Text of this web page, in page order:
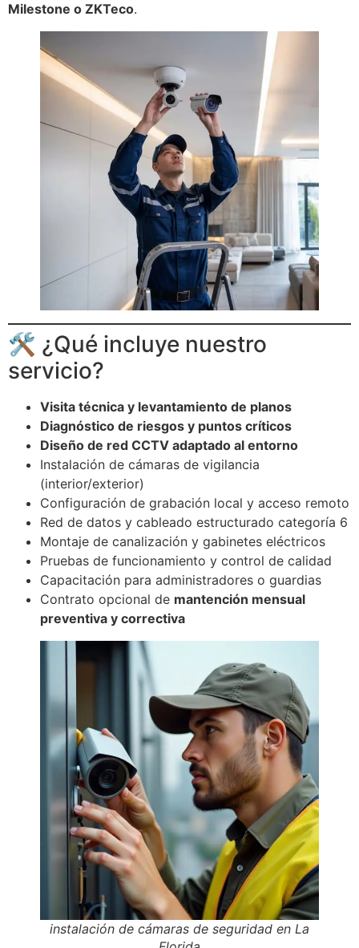
Milestone o ZKTeco.
🛠 ¿Qué incluye nuestro
servicio?
Visita técnica y levantamiento de planos
Diagnóstico de riesgos y puntos críticos
Diseño de red CCTV adaptado al entorno
Instalación de cámaras de vigilancia
(interior/exterior)
Configuración de grabación local y acceso remoto
Red de datos y cableado estructurado categoría 6
Montaje de canalización y gabinetes eléctricos
Pruebas de funcionamiento y control de calidad
Capacitación para administradores o guardias
Contrato opcional de mantención mensual
preventiva y correctiva
instalación de cámaras de seguridad en La